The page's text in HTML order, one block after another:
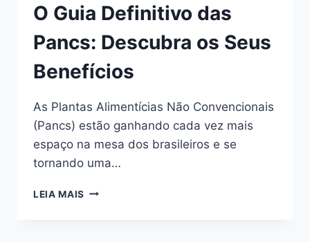
O Guia Definitivo das
Pancs: Descubra os Seus
Benefícios
As Plantas Alimentícias Não Convencionais
(Pancs) estão ganhando cada vez mais
espaço na mesa dos brasileiros e se
tornando uma…
LEIA MAIS O